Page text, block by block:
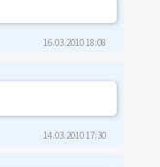
16.03.2010 18:08
14.03.2010 17:30